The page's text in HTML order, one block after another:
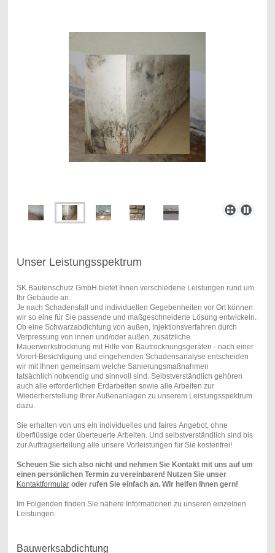
Unser Leistungsspektrum
SK Bautenschutz GmbH bietet Ihnen verschiedene Leistungen rund um
Ihr Gebäude an.
Je nach Schadensfall und individuellen Gegebenheiten vor Ort können
wir so eine für Sie passende und maßgeschneiderte Lösung entwickeln.
Ob eine Schwarzabdichtung von außen, Injektionsverfahren durch
Verpressung von innen und/oder außen, zusätzliche
Mauerwerkstrocknung mit Hilfe von Bautrocknungsgeräten - nach einer
Vorort-Besichtigung und eingehenden Schadensanalyse entscheiden
wir mit Ihnen gemeinsam welche Sanierungsmaßnahmen
tatsächlich notwendig und sinnvoll sind. Selbstverständlich gehören
auch alle erforderlichen Erdarbeiten sowie alle Arbeiten zur
Wiederherstellung Ihrer Außenanlagen zu unserem Leistungsspektrum
dazu.
Sie erhalten von uns ein individuelles und faires Angebot, ohne
überflüssige oder überteuerte Arbeiten. Und selbstverständlich sind bis
zur Auftragserteilung alle unsere Vorleistungen für Sie kostenfrei!
Scheuen Sie sich also nicht und nehmen Sie Kontakt mit uns auf um
einen persönlichen Termin zu vereinbaren! Nutzen Sie unser
Kontaktformularoder rufen Sie einfach an. Wir helfen Ihnen gern!
Im Folgenden finden Sie nähere Informationen zu unseren einzelnen
Leistungen.
Bauwerksabdichtung